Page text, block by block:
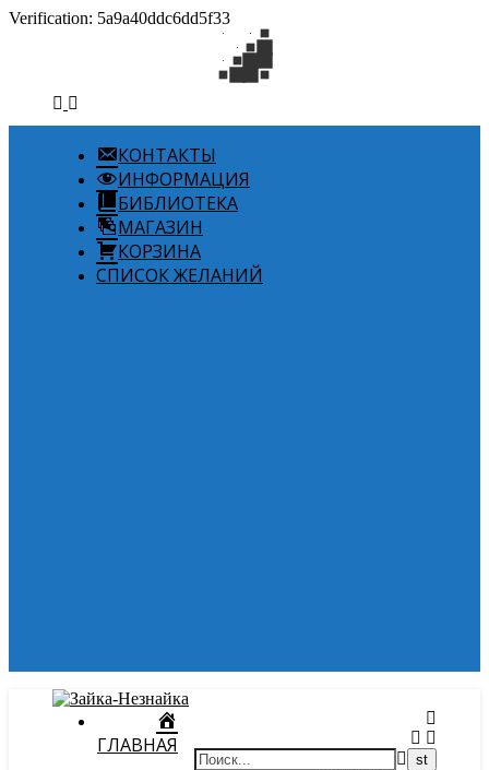
Verification: 5a9a40ddc6dd5f33
КОНТАКТЫ
ИНФОРМАЦИЯ
БИБЛИОТЕКА
МАГАЗИН
КОРЗИНА
СПИСОК ЖЕЛАНИЙ
ГЛАВНАЯ